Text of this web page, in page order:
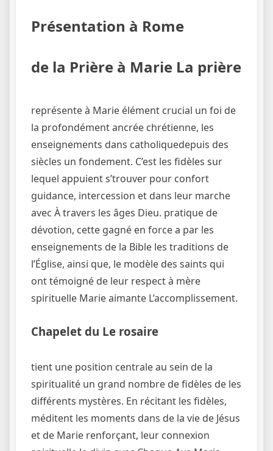
Présentation à Rome
de la Prière à Marie La prière
représente à Marie élément crucial un foi de
la profondément ancrée chrétienne, les
enseignements dans catholiquedepuis des
siècles un fondement. C’est les fidèles sur
lequel appuient s’trouver pour confort
guidance, intercession et dans leur marche
avec À travers les âges Dieu. pratique de
dévotion, cette gagné en force a par les
enseignements de la Bible les traditions de
l’Église, ainsi que, le modèle des saints qui
ont témoigné de leur respect à mère
spirituelle Marie aimante L’accomplissement.
Chapelet du Le rosaire
tient une position centrale au sein de la
spiritualité un grand nombre de fidèles de les
différents mystères. En récitant les fidèles,
méditent les moments dans de la vie de Jésus
et de Marie renforçant, leur connexion